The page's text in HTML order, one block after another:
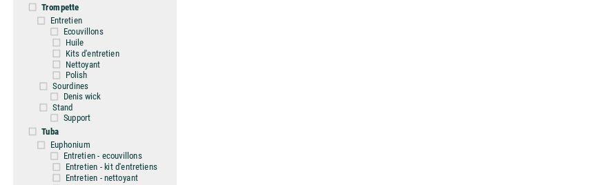
Trompette
Entretien
Ecouvillons
Huile
Kits d'entretien
Nettoyant
Polish
Sourdines
Denis wick
Stand
Support
Tuba
Euphonium
Entretien - ecouvillons
Entretien - kit d'entretiens
Entretien - nettoyant